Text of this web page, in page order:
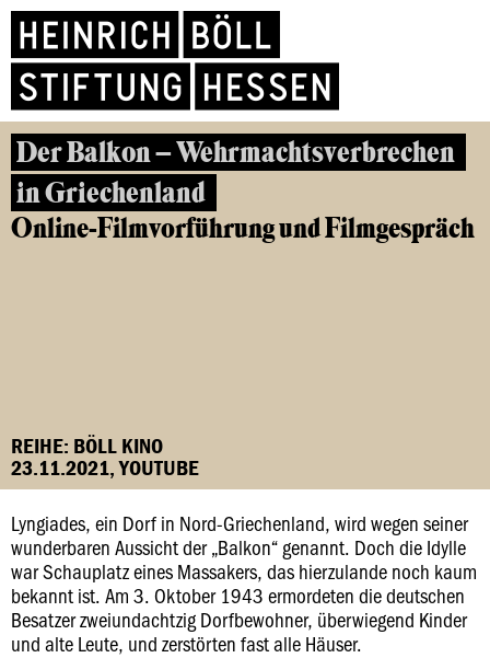
Der Balkon – Wehrmachtsverbrechen
in Griechenland
Online-Filmvorführung und Filmgespräch
REIHE: BÖLL KINO
23.11.2021, YOUTUBE
Lyngiades, ein Dorf in Nord-Griechenland, wird wegen seiner
wunderbaren Aussicht der „Balkon“ genannt. Doch die Idylle
war Schauplatz eines Massakers, das hierzulande noch kaum
bekannt ist. Am 3. Oktober 1943 ermordeten die deutschen
Besatzer zweiundachtzig Dorfbewohner, überwiegend Kinder
und alte Leute, und zerstörten fast alle Häuser.